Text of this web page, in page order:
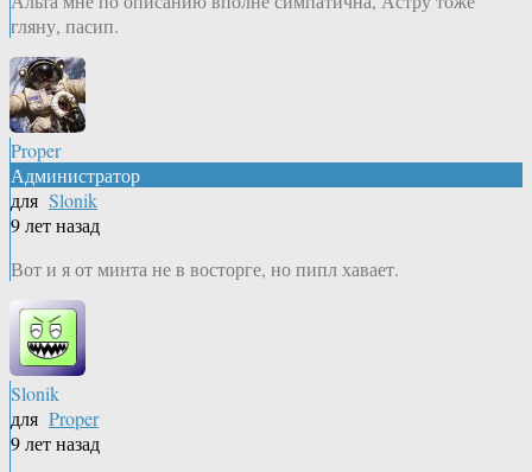
гляну, пасип.
Proper
Администратор
для Slonik
9 лет назад
Вот и я от минта не в восторге, но пипл хавает.
Slonik
для Proper
9 лет назад